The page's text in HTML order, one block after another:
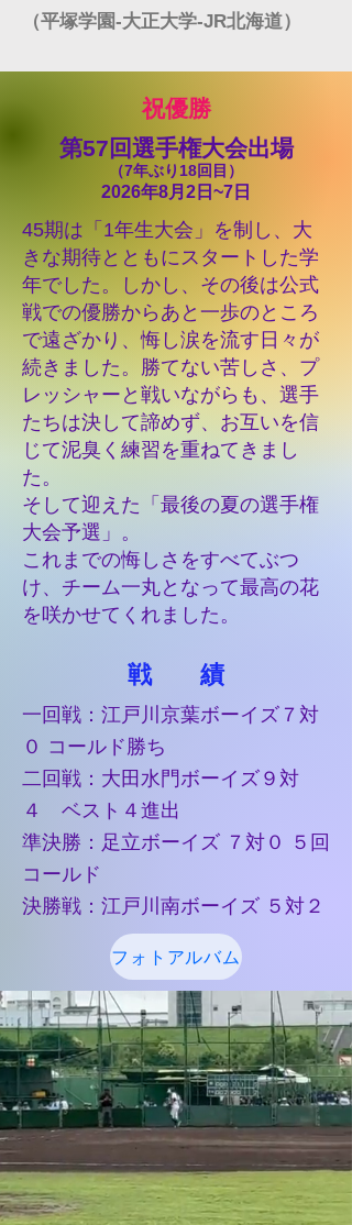
（平塚学園‐大正大学-JR北海道）
祝優勝
第57回選手権大会出場
​（7年ぶり18回目）
2026年8月2日~7日
45期は「1年生大会」を制し、大
きな期待とともにスタートした学
年でした。しかし、その後は公式
戦での優勝からあと一歩のところ
で遠ざかり、悔し涙を流す日々が
続きました。勝てない苦しさ、プ
レッシャーと戦いながらも、選手
たちは決して諦めず、お互いを信
じて泥臭く練習を重ねてきまし
た。
そして迎えた「最後の夏の選手権
大会予選」。
これまでの悔しさをすべてぶつ
け、チーム一丸となって最高の花
を咲かせてくれました。
​戦 績
一回戦：江戸川京葉ボーイズ７対
０ コールド勝ち
二回戦：大田水門ボーイズ９対
４ ベスト４進出
準決勝：足立ボーイズ ７対０ ５回
コールド
決勝戦：江戸川南ボーイズ ５ 対２
フォトアルバム